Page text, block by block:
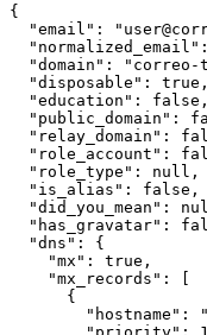
{
"email":
"domain": "correo-
  "disposable": true,
  "education": false,
"public_domain":
"relay_domain":
"role_account":
  "role_type": null,
  "is_alias": false,
"did_you_mean":
"has_gravatar":
  "dns": {
    "mx": true,
    "mx_records": [
      {
"hostname":